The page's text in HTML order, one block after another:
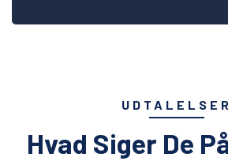
UDTALELSER
Hvad Siger De